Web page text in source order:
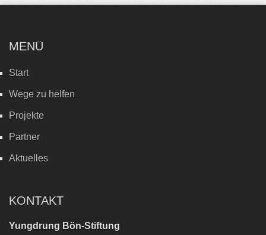
MENÜ
Start
Wege zu helfen
Projekte
Partner
Aktuelles
KONTAKT
Yungdrung Bön-Stiftung